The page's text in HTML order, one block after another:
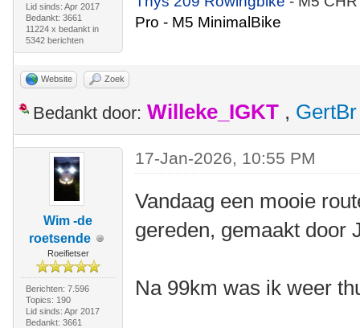
Lid sinds: Apr 2017
Bedankt: 3661
11224 x bedankt in
5342 berichten
Pro - M5 MinimalBike
Website Zoek
Bedankt door: Willeke_IGKT , GertBr
Wim -de
roetsende
Roeifietser
Berichten: 7.596
Topics: 190
Lid sinds: Apr 2017
Bedankt: 3661
17-Jan-2026, 10:55 PM
Vandaag een mooie
gereden, gemaakt door
Na 99km was ik weer